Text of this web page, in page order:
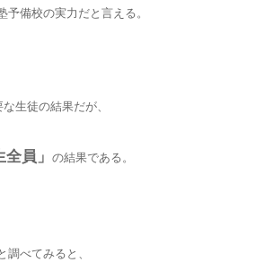
予備校の実力だと言える。
生徒の結果だが、
全員」 の結果である。
調べてみると、